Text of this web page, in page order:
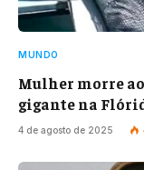
MUNDO
Mulher morre
gigante na
4 de agosto de 2025